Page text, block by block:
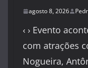
agosto 8, 2026
‹ › Evento
com atrações
Nogueira,